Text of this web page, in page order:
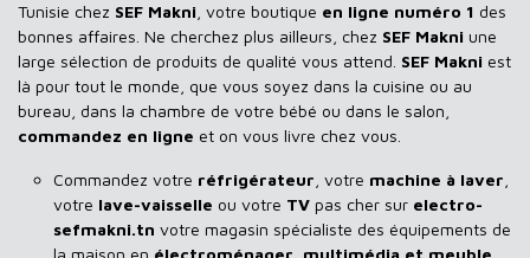
Tunisie chez SEF Makni , votre boutique en ligne numéro 1 des
bonnes affaires. Ne cherchez plus ailleurs, chez SEF Makni une
large sélection de produits de qualité vous attend. SEF Makni est
là pour tout le monde, que vous soyez dans la cuisine ou au
bureau, dans la chambre de votre bébé ou dans le salon,
commandez en ligne et on vous livre chez vous.
Commandez votre réfrigérateur , votre machine à laver
votre lave-vaisselle ou votre TV pas cher sur electro-
sefmakni.tn votre magasin spécialiste des équipements de